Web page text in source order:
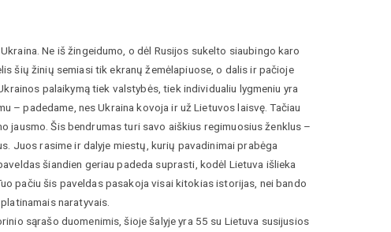
Ne iš žingeidumo, o dėl Rusijos sukelto siaubingo karo
šių žinių semiasi tik ekranų žemėlapiuose, o dalis ir pačioje
palaikymą tiek valstybės, tiek individualiu lygmeniu yra
– padedame, nes Ukraina kovoja ir už Lietuvos laisvę. Tačiau
jausmo. Šis bendrumas turi savo aiškius regimuosius ženklus –
Juos rasime ir dalyje miestų, kurių pavadinimai prabėga
šiandien geriau padeda suprasti, kodėl Lietuva išlieka
pačiu šis paveldas pasakoja visai kitokias istorijas, nei bando
naratyvais.
sąrašo duomenimis, šioje šalyje yra 55 su Lietuva susijusios